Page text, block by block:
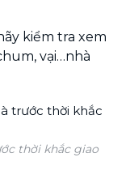
kiểm tra xem
vại…nhà
thời khắc giao